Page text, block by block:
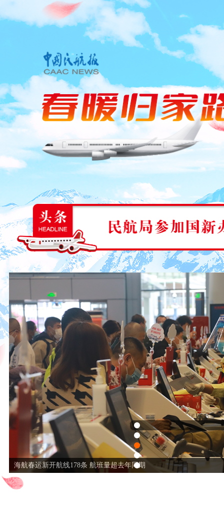
海航春运新开航线178条 航班量超去年同期
首都机场2022年春运期间预计运送旅客377.8万人次